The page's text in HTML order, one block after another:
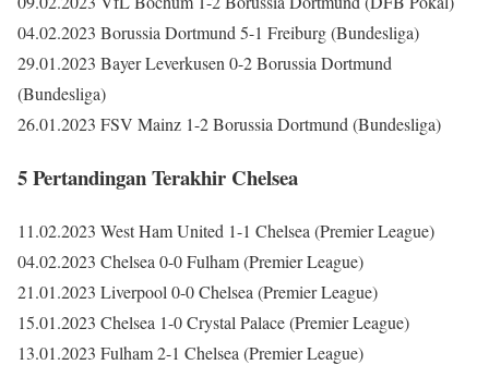
04.02.2023 Borussia Dortmund 5-1 Freiburg (Bundesliga)
29.01.2023 Bayer Leverkusen 0-2 Borussia Dortmund
(Bundesliga)
26.01.2023 FSV Mainz 1-2 Borussia Dortmund (Bundesliga)
5 Pertandingan Terakhir Chelsea
11.02.2023 West Ham United 1-1 Chelsea (Premier League)
04.02.2023 Chelsea 0-0 Fulham (Premier League)
21.01.2023 Liverpool 0-0 Chelsea (Premier League)
15.01.2023 Chelsea 1-0 Crystal Palace (Premier League)
13.01.2023 Fulham 2-1 Chelsea (Premier League)